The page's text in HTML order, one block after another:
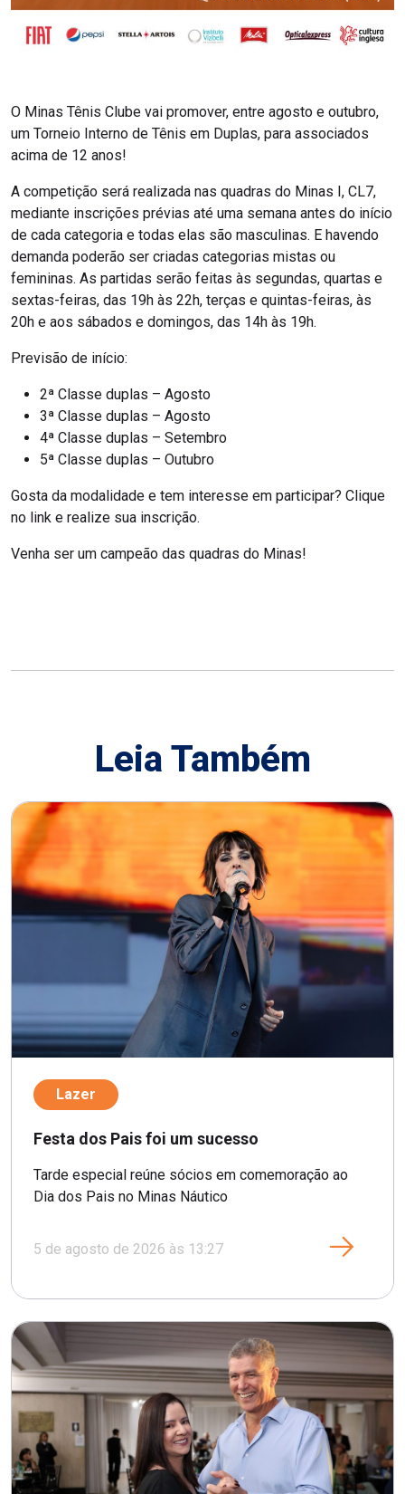
O Minas Tênis Clube vai promover, entre agosto e outubro,
um Torneio Interno de Tênis em Duplas, para associados
acima de 12 anos!⠀⠀
A competição será realizada nas quadras do Minas I, CL7,
mediante inscrições prévias até uma semana antes do início
de cada categoria e todas elas são masculinas. E havendo
demanda poderão ser criadas categorias mistas ou
femininas. As partidas serão feitas às segundas, quartas e
sextas-feiras, das 19h às 22h, terças e quintas-feiras, às
20h e aos sábados e domingos, das 14h às 19h.
Previsão de início:
2ª Classe duplas – Agosto
3ª Classe duplas – Agosto
4ª Classe duplas – Setembro
5ª Classe duplas – Outubro
Gosta da modalidade e tem interesse em participar? Clique
no link e realize sua inscrição.
Venha ser um campeão das quadras do Minas!
Leia Também
Lazer
Festa dos Pais foi um sucesso
Tarde especial reúne sócios em comemoração ao
Dia dos Pais no Minas Náutico
5 de agosto de 2026 às 13:27